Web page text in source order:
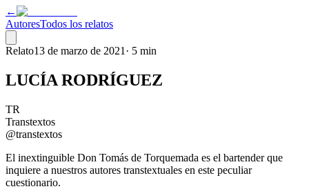
←
AutoresTodos los relatos
Relato13 de marzo de 2021 · 5 min
LUCÍA RODRÍGUEZ
TR
Transtextos
@transtextos
El inextinguible Don Tomás de Torquemada es el bartender que
inquiere a nuestros autores transtextuales en este peculiar
cuestionario.